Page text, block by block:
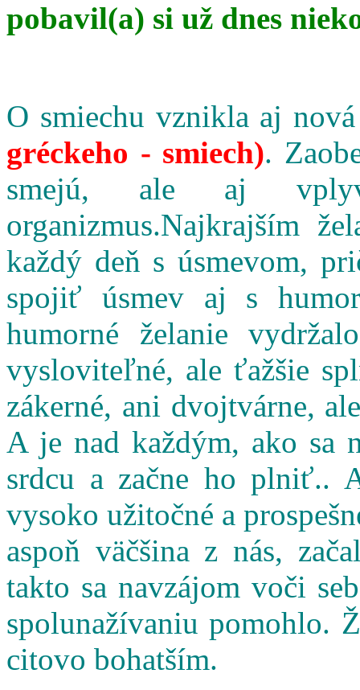
pobavil(a) si už dnes
O smiechu vznikla aj
gréckeho - smiech).
smejú, ale aj
organizmus.Najkrajším
každý deň s úsmevom,
spojiť úsmev aj s
humorné želanie
vysloviteľné, ale ťažšie
zákerné, ani dvojtvárne,
A je nad každým, ako sa
srdcu a začne ho plniť..
vysoko užitočné a
aspoň väčšina z nás,
takto sa navzájom voči
spolunažívaniu pomohlo.
citovo bohatším.